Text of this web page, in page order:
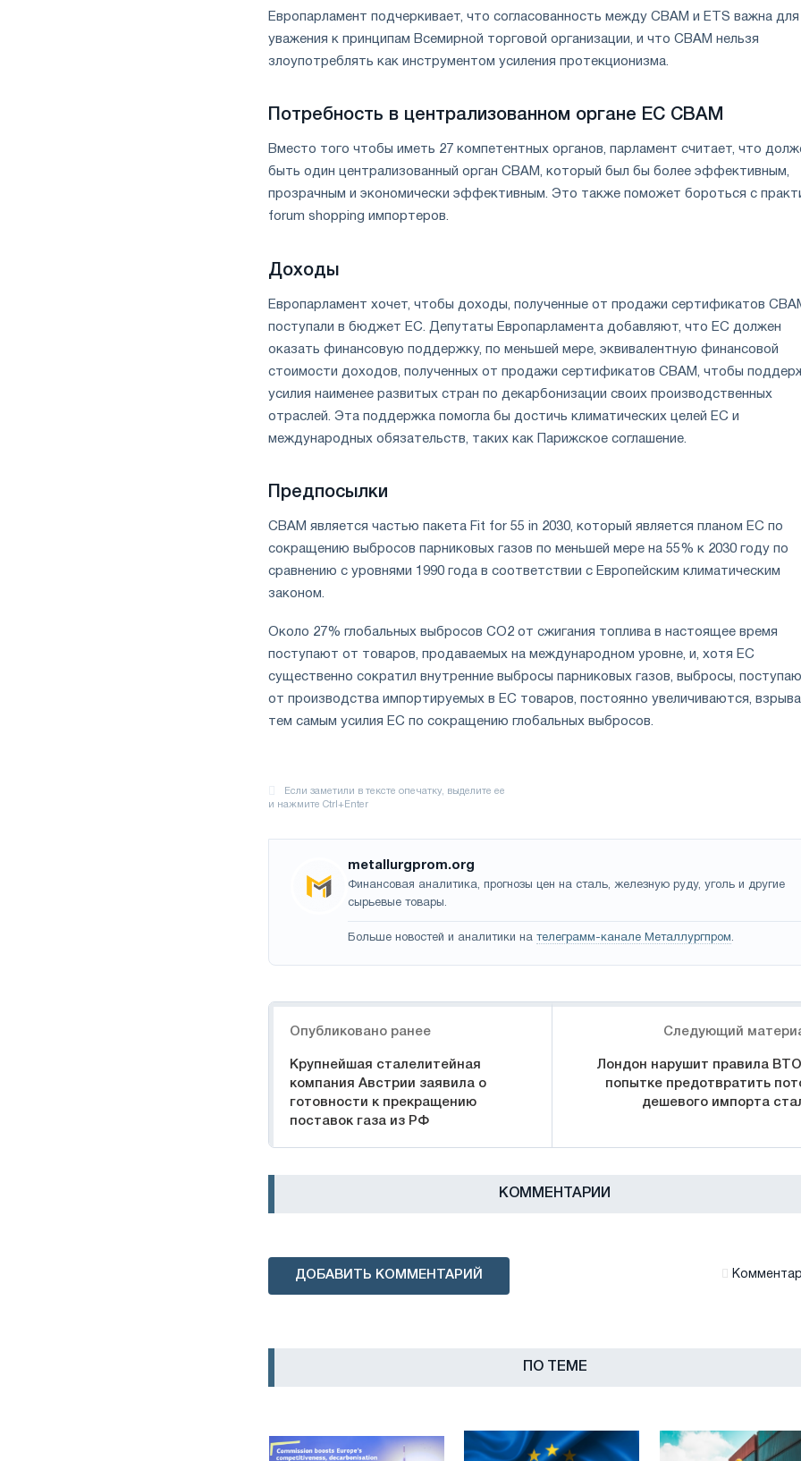
Европарламент подчеркивает, что согласованность между CBAM и ETS важна для
уважения к принципам Всемирной торговой организации, и что CBAM нельзя
злоупотреблять как инструментом усиления протекционизма.
Потребность в централизованном органе ЕС CBAM
Вместо того чтобы иметь 27 компетентных органов, парламент считает, что
быть один централизованный орган CBAM, который был бы более эффективным,
прозрачным и экономически эффективным. Это также поможет бороться с
forum shopping импортеров.
Доходы
Европарламент хочет, чтобы доходы, полученные от продажи сертификатов
поступали в бюджет ЕС. Депутаты Европарламента добавляют, что ЕС должен
оказать финансовую поддержку, по меньшей мере, эквивалентную финансовой
стоимости доходов, полученных от продажи сертификатов CBAM, чтобы
усилия наименее развитых стран по декарбонизации своих производственных
отраслей. Эта поддержка помогла бы достичь климатических целей ЕС и
международных обязательств, таких как Парижское соглашение.
Предпосылки
CBAM является частью пакета Fit for 55 in 2030, который является планом ЕС по
сокращению выбросов парниковых газов по меньшей мере на 55% к 2030 году по
сравнению с уровнями 1990 года в соответствии с Европейским климатическим
законом.
Около 27% глобальных выбросов CO2 от сжигания топлива в настоящее время
поступают от товаров, продаваемых на международном уровне, и, хотя ЕС
существенно сократил внутренние выбросы парниковых газов, выбросы,
от производства импортируемых в ЕС товаров, постоянно увеличиваются,
тем самым усилия ЕС по сокращению глобальных выбросов.
metallurgprom.org
Финансовая аналитика, прогнозы цен на сталь, железную руду, уголь и другие
сырьевые товары.
Больше новостей и аналитики на телеграмм-канале Металлургпром.
Опубликовано ранее
Крупнейшая сталелитейная
компания Австрии заявила о
готовности к прекращению
поставок газа из РФ
Следующий
Лондон нарушит правила
попытке предотвратить
дешевого импорта
КОММЕНТАРИИ
ДОБАВИТЬ КОММЕНТАРИЙ
ПО ТЕМЕ